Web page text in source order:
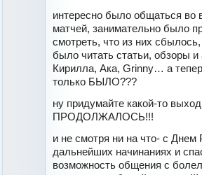
интересно было общаться во
матчей, занимательно было
смотреть, что из них
было читать статьи, обзоры и
Кирилла, Ака, Grinny… а
только БЫЛО???
ну придумайте какой-то
ПРОДОЛЖАЛОСЬ!!!
и не смотря ни на что- с Днем
дальнейших начинаниях и
возможность общения с